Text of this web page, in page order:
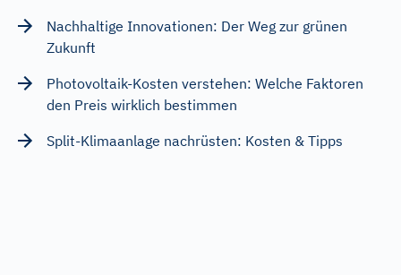
Nachhaltige Innovationen: Der Weg zur grünen
Zukunft
Photovoltaik-Kosten verstehen: Welche Faktoren
den Preis wirklich bestimmen
Split-Klimaanlage nachrüsten: Kosten & Tipps